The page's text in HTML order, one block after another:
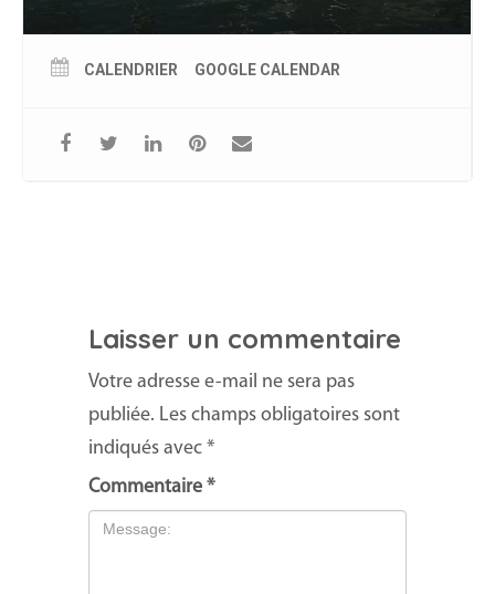
CALENDRIER GOOGLE CALENDAR
Laisser un commentaire
Votre adresse e-mail ne sera pas
publiée. Les champs obligatoires sont
indiqués avec *
Commentaire *